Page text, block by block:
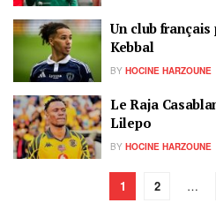
Un club
Kebbal
BY HOCINE HARZOUNE
Le Raja
Lilepo
BY HOCINE HARZOUNE
1 2 …